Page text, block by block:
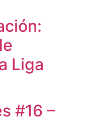
Liga
#16 –